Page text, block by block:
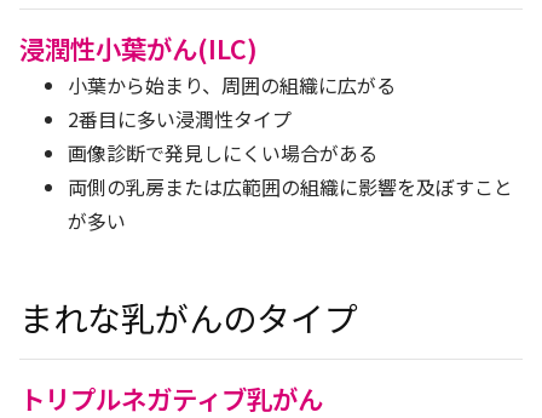
浸潤性小葉がん(ILC)
小葉から始まり、周囲の組織に広がる
2番目に多い浸潤性タイプ
画像診断で発見しにくい場合がある
両側の乳房または広範囲の組織に影響を及ぼすこと
が多い
まれな乳がんのタイプ
トリプルネガティブ乳がん